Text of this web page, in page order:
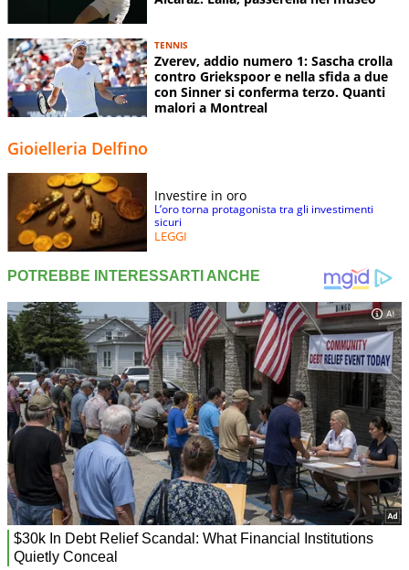
TENNIS
Zverev, addio numero 1: Sascha crolla
contro Griekspoor e nella sfida a due
con Sinner si conferma terzo. Quanti
malori a Montreal
Gioielleria Delfino
Investire in oro
L’oro torna protagonista tra gli investimenti
sicuri
LEGGI